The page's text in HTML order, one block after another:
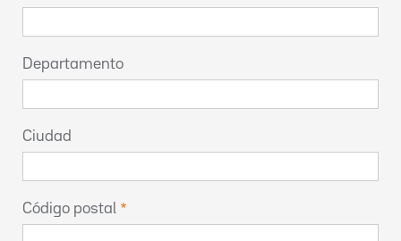
Departamento
Ciudad
Código postal